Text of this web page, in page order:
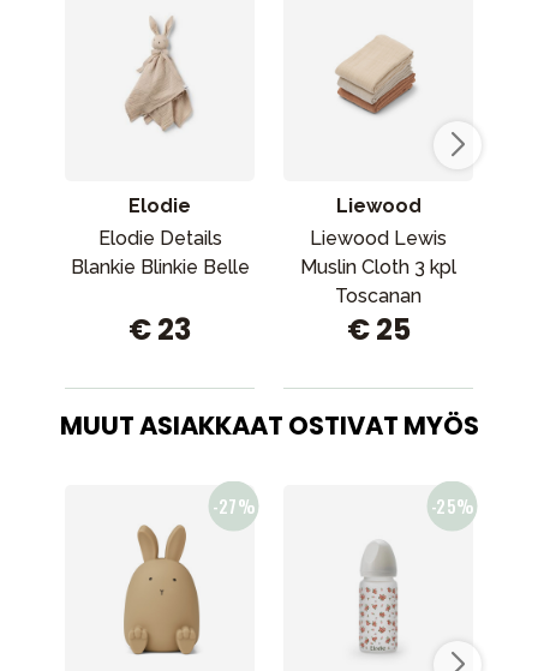
Elodie
Elodie Details
Blankie Blinkie Belle
€ 23
Liewood
Liewood Lewis
Muslin Cloth 3 kpl
Toscanan
ruususekoitus
€ 25
MUUT ASIAKKAAT OSTIVAT MYÖS